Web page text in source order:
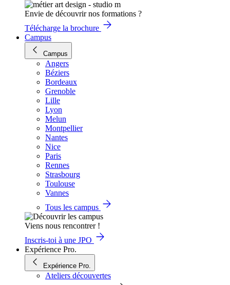
Envie de découvrir nos formations ?
Télécharge la brochure
Campus
Campus
Angers
Béziers
Bordeaux
Grenoble
Lille
Lyon
Melun
Montpellier
Nantes
Nice
Paris
Rennes
Strasbourg
Toulouse
Vannes
Tous les campus
Viens nous rencontrer !
Inscris-toi à une JPO
Expérience Pro.
Expérience Pro.
Ateliers découvertes